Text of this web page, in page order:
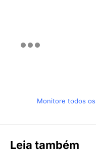
Monitore todos
Leia também